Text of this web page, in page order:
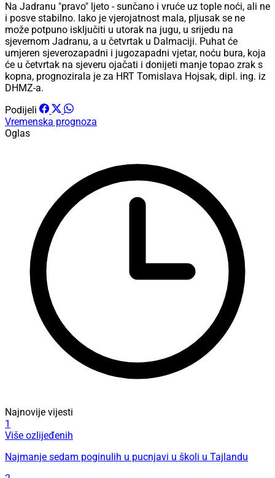
Na Jadranu "pravo" ljeto - sunčano i vruće uz tople noći, ali ne
i posve stabilno. Iako je vjerojatnost mala, pljusak se ne
može potpuno isključiti u utorak na jugu, u srijedu na
sjevernom Jadranu, a u četvrtak u Dalmaciji. Puhat će
umjeren sjeverozapadni i jugozapadni vjetar, noću bura, koja
će u četvrtak na sjeveru ojačati i donijeti manje topao zrak s
kopna, prognozirala je za HRT Tomislava Hojsak, dipl. ing. iz
DHMZ-a.
Podijeli
Vremenska prognoza
Oglas
Najnovije vijesti
1
Više ozlijeđenih
Najmanje sedam poginulih u pucnjavi u školi u Tajlandu